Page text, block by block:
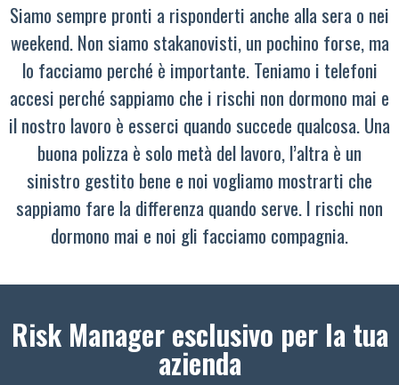
Siamo sempre pronti a risponderti anche alla sera o nei
weekend. Non siamo stakanovisti, un pochino forse, ma
lo facciamo perché è importante. Teniamo i telefoni
accesi perché sappiamo che i rischi non dormono mai e
il nostro lavoro è esserci quando succede qualcosa. Una
buona polizza è solo metà del lavoro, l’altra è un
sinistro gestito bene e noi vogliamo mostrarti che
sappiamo fare la differenza quando serve. I rischi non
dormono mai e noi gli facciamo compagnia.
Risk Manager esclusivo per la tua
azienda